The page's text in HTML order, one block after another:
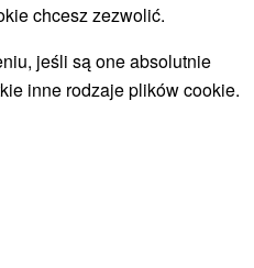
Kościół Opieki
Drewniany kościół
chcesz zezwolić.
jeśli są one absolutnie
inne rodzaje plików cookie.